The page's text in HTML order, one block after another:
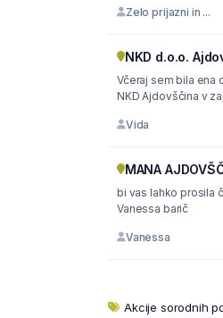
Zelo prijazni in ...
NKD d.o.o.
Včeraj sem bila ena
NKD Ajdovščina v
Vida
MANA
bi vas lahko prosila
Vanessa barič
Vanessa
Akcije sorodnih